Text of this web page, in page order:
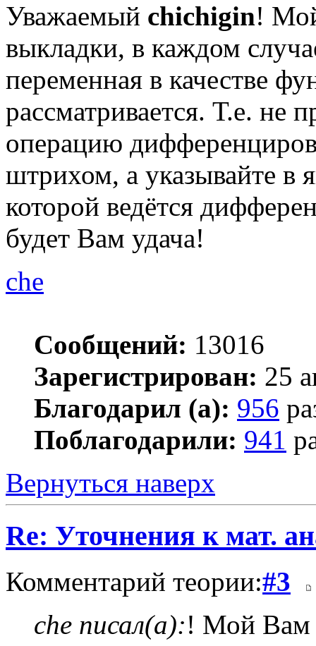
Уважаемый chichigin!
выкладки, в каждом
переменная в качестве
рассматривается. Т.е. не
операцию
штрихом, а указывайте в
которой ведётся
будет Вам удача!
che
Сообщений: 13016
Зарегистрирован: 25
Благодарил (а): 956
Поблагодарили: 941
Вернуться наверх
Re: Уточнения к мат.
Комментарий теории:#3
che писал(а):! Мой Вам